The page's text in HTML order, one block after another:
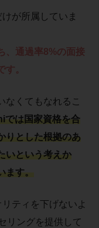
が所属していま
、通過率8%の面接
。
なくてもなれるこ
では国家資格を合
りとした根拠のあ
いという考えか
す。
ティを下げないよ
リングを提供して